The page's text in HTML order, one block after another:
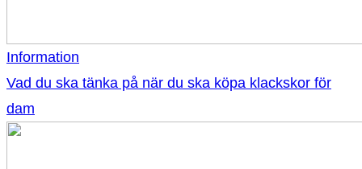
Information
Vad du ska tänka på när du ska köpa klackskor för
dam